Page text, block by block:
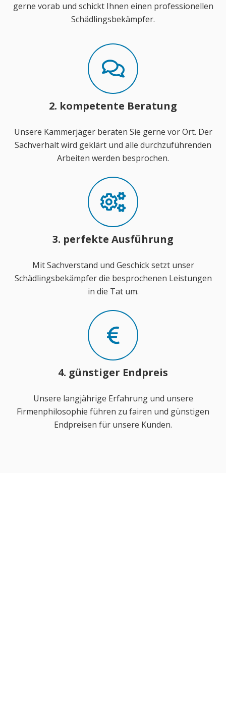
gerne vorab und schickt Ihnen einen professionellen
Schädlingsbekämpfer.
2. kompetente Beratung
Unsere Kammerjäger beraten Sie gerne vor Ort. Der
Sachverhalt wird geklärt und alle durchzuführenden
Arbeiten werden besprochen.
3. perfekte Ausführung
Mit Sachverstand und Geschick setzt unser
Schädlingsbekämpfer die besprochenen Leistungen
in die Tat um.
4. günstiger Endpreis
Unsere langjährige Erfahrung und unsere
Firmenphilosophie führen zu fairen und günstigen
Endpreisen für unsere Kunden.